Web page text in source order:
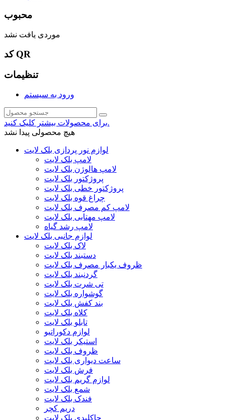
محبوب
موردی یافت نشد
کد QR
تنظیمات
ورود به سیستم
برای محصولات بیشتر کلیک کنید.
هیچ محصولی پیدا نشد
لوازم نور پردازی بلک لایت
لامپ بلک لایت
لامپ هالوژن بلک لایت
پروژکتور بلک لایت
پروژکتور خطی بلک لایت
چراغ قوه بلک لایت
لامپ کم مصرف بلک لایت
لامپ مهتابی بلک لایت
لامپ رشد گیاه
لوازم جانبی بلک لایت
لاک بلک لایت
دستبند بلک لایت
ظروف یکبار مصرف بلک لایت
گردنبند بلک لایت
تی شرت بلک لایت
گوشواره بلک لایت
بند کفش بلک لایت
کلاه بلک لایت
تابلو بلک لایت
لوازم دکوراتیو
استیکر بلک لایت
ظروف بلک لایت
ساعت دیواری بلک لایت
فرش بلک لایت
لوازم گریم بلک لایت
شمع بلک لایت
فندک بلک لایت
دریم کچر
جاکلیدی بلک لایت